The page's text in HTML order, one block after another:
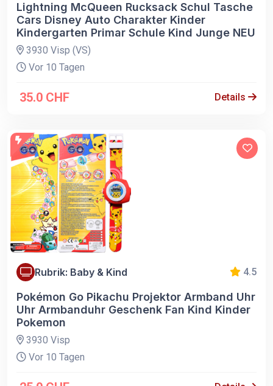
Lightning McQueen Rucksack Schul Tasche
Cars Disney Auto Charakter Kinder
Kindergarten Primar Schule Kind Junge NEU
3930 Visp (VS)
Vor 10 Tagen
35.0 CHF Details
Rubrik: Baby & Kind 4.5
Pokémon Go Pikachu Projektor Armband Uhr
Uhr Armbanduhr Geschenk Fan Kind Kinder
Pokemon
3930 Visp
Vor 10 Tagen